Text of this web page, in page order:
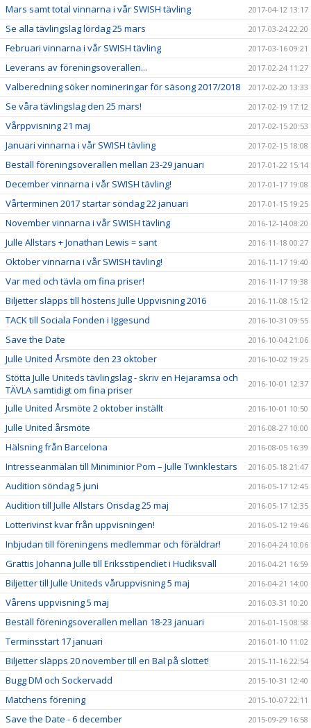
Mars samt total vinnarna i vår SWISH tävling 2017-04-12 13:17
Se alla tävlingslag lördag 25 mars 2017-03-24 22:20
Februari vinnarna i vår SWISH tävling 2017-03-16 09:21
Leverans av föreningsoverallen... 2017-02-24 11:27
Valberedning söker nomineringar för säsong 2017/2018 2017-02-20 13:33
Se våra tävlingslag den 25 mars! 2017-02-19 17:12
Vårppvisning 21 maj 2017-02-15 20:53
Januari vinnarna i vår SWISH tävling 2017-02-15 18:08
Beställ föreningsoverallen mellan 23-29 januari 2017-01-22 15:14
December vinnarna i vår SWISH tävling! 2017-01-17 19:08
Vårterminen 2017 startar söndag 22 januari 2017-01-15 19:25
November vinnarna i vår SWISH tävling 2016-12-14 08:20
Julle Allstars + Jonathan Lewis = sant 2016-11-18 00:27
Oktober vinnarna i vår SWISH tävling! 2016-11-17 19:40
Var med och tävla om fina priser! 2016-11-17 19:38
Biljetter släpps till höstens Julle Uppvisning 2016 2016-11-08 15:12
TACK till Sociala Fonden i Iggesund 2016-10-31 09:55
Save the Date 2016-10-04 21:06
Julle United Årsmöte den 23 oktober 2016-10-02 19:25
Stötta Julle Uniteds tävlingslag - skriv en Hejaramsa och
TÄVLA samtidigt om fina priser
2016-10-01 12:37
Julle United Årsmöte 2 oktober inställt 2016-10-01 10:50
Julle United årsmöte 2016-08-27 10:00
Hälsning från Barcelona 2016-08-05 16:39
Intresseanmälan till Miniminior Pom – Julle Twinklestars 2016-05-18 21:47
Audition söndag 5 juni 2016-05-17 12:45
Audition till Julle Allstars Onsdag 25 maj 2016-05-17 12:35
Lotterivinst kvar från uppvisningen! 2016-05-12 19:46
Inbjudan till föreningens medlemmar och föräldrar! 2016-04-24 10:06
Grattis Johanna Julle till Eriksstipendiet i Hudiksvall 2016-04-21 16:59
Biljetter till Julle Uniteds våruppvisning 5 maj 2016-04-21 14:00
Vårens uppvisning 5 maj 2016-03-31 10:20
Beställ föreningsoverallen mellan 18-23 januari 2016-01-15 08:58
Terminsstart 17 januari 2016-01-10 11:02
Biljetter släpps 20 november till en Bal på slottet! 2015-11-16 22:54
Bugg DM och Sockervadd 2015-10-31 12:40
Matchens förening 2015-10-07 22:11
Save the Date - 6 december 2015-09-29 16:58